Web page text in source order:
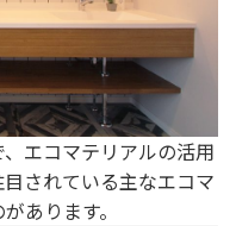
エコマテリアルの活用
されている主なエコマ
あります。